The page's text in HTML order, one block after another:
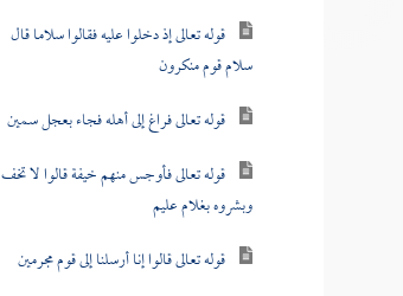
قوله تعالى إذ دخلوا عليه فقالوا سلاما قال
سلام قوم منكرون
قوله تعالى فراغ إلى أهله فجاء بعجل سمين
قوله تعالى فأوجس منهم خيفة قالوا لا تخف
وبشروه بغلام عليم
قوله تعالى قالوا إنا أرسلنا إلى قوم مجرمين